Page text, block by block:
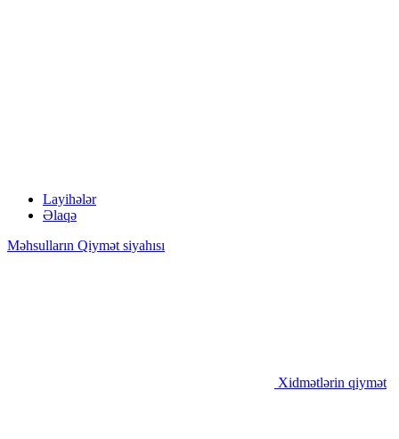
Layihələr
Əlaqə
Məhsulların Qiymət siyahısı
Xidmətlərin qiymət